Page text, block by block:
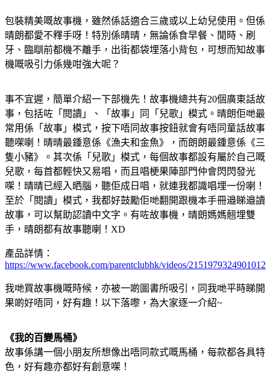
包裝精美嘅故事機，雖然係話適合三歲或以上幼兒使用。但係
晴朗都愛不釋手呀！特別係晴晴，無論係食早餐、閒時、刷
牙、臨瞓前都機不離手，出街都袋埋落小背包，可想而知故事
機嘅吸引力係幾咁強大呢？
事不宜遲，簡單介紹一下部機先！故事機總共有20個廣東話故
事，包括咗「閱讀」、「故事」同「兒歌」模式。晴朗佢哋最
常用係「故事」模式，按下唔同故事按鈕就會有唔同童話故事
聽㗎喇！晴晴最鍾意係《漁夫和金魚》，而朗朗最鍾意係《三
隻小豬》。其次係「兒歌」模式，每個故事都設有屬於自己嘅
兒歌，每首都輕快又易唱，而且唱梗果陣部門仲會閃閃發光
㗎！晴晴已經入晒腦，聽佢成日唱，就連我都識唱埋一份喇！
至於「閱讀」模式，我都好鼓勵佢哋翻開跟機本手冊邉睇邉讀
故事，可以幫助認讀中文字。有咗故事機，晴朗媽媽翹埋雙
手，晴朗都有故事聽喇！XD
產品詳情：
https://www.facebook.com/parentclubhk/videos/2151979324901012
我哋買故事機嘅時候，亦被一啲圖書所吸引，同我哋平時睇開
果啲好唔同，好有趣！以下落嚟，為大家逐一介紹~
《我的百變馬桶》
故事係講一個小朋友所想像出唔同款式嘅馬桶，每款都各具特
色，好有趣亦都好有創意㗎！